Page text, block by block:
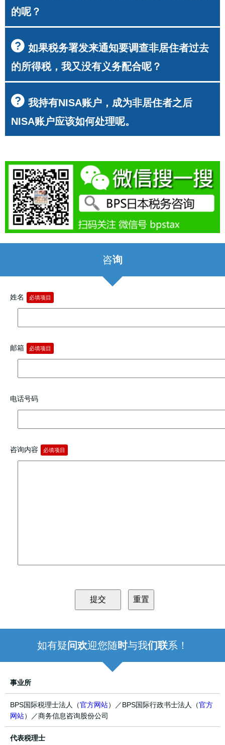
的呢？
如果税务署发来通知要调查非居住者过去
的所得税，我又没有义务配合呢？
我持有NISA账户，成为非居住者之后
NISA账户应该如何处理呢。
咨询
姓名 必填项目
邮箱 必填项目
电话号码
咨询内容 必填项目
如有疑问欢迎您随时与我们联系！
事业所
BPS国际税理士法人（官方网站）／BPS国际行政书士法人（官方
网站）／商务信息咨询股份公司
代表税理士